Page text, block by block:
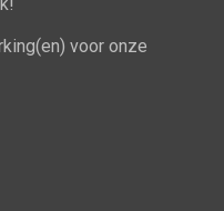
voor onze